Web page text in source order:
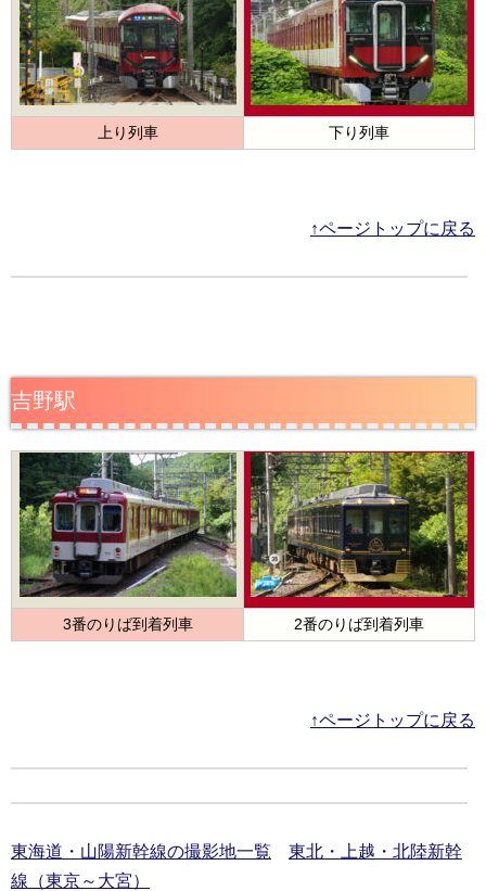
上り列車 下り列車
↑ページトップに戻る
吉野駅
3番のりば到着列車 2番のりば到着列車
↑ページトップに戻る
東海道・山陽新幹線の撮影地一覧
東北・上越・北陸新幹
線（東京～大宮）